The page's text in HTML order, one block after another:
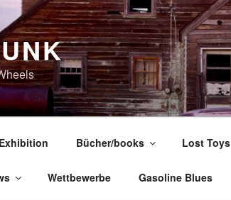
Bücher/books Lost Toys
Wettbewerbe Gasoline Blues